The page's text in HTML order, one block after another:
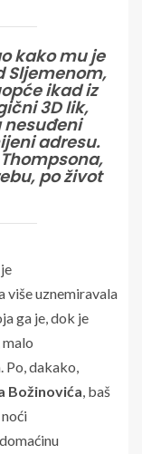
kako mu je
Sljemenom,
ikad iz
3D lik,
nesuđeni
adresu.
po život
više uznemiravala
ga je, dok je
Po, dakako,
Božinovića, baš